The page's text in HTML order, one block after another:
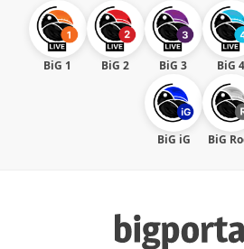
BiG 1 BiG 2 BiG 3 BiG 4
BiG iG BiG